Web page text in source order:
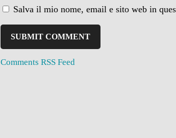
Salva il mio nome, email e sito web in
Comments RSS Feed